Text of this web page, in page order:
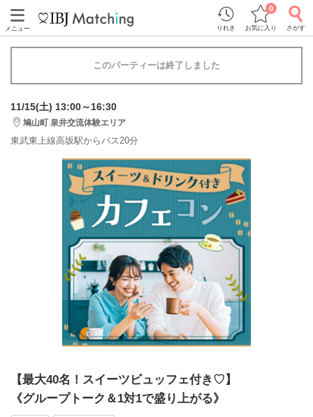
メニュー りれき お気に入り
0
さがす
このパーティーは終了しました
11/15(土) 13:00～16:30
鳩山町 泉井交流体験エリア
東武東上線高坂駅からバス20分
【最大40名！スイーツビュッフェ付き♡】
《グループトーク＆1対1で盛り上がる》